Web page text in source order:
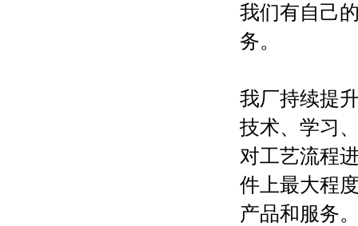
我们有自己
务。
我厂持续提
技术、学习
对工艺流程
件上最大程
产品和服务